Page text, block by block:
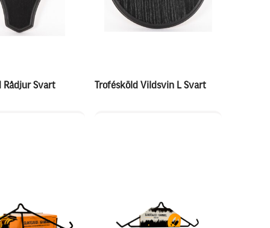
Rådjur Svart Trofésköld Vildsvin L Svart